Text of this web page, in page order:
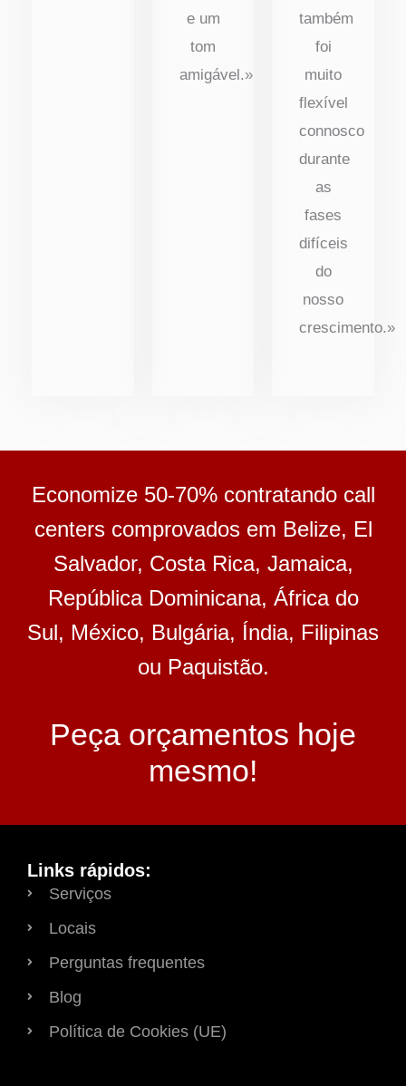
e um
tom
amigável.»
também
foi
muito
flexível
connosco
durante
as
fases
difíceis
do
nosso
crescimento.»
Economize 50-70% contratando call
centers comprovados em Belize, El
Salvador, Costa Rica, Jamaica,
República Dominicana, África do
Sul, México, Bulgária, Índia, Filipinas
ou Paquistão.
Peça orçamentos hoje
mesmo!
Links rápidos:
Serviços
Locais
Perguntas frequentes
Blog
Política de Cookies (UE)